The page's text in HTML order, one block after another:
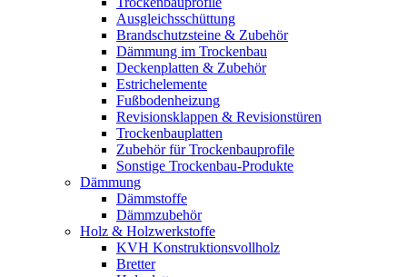
Ausgleichsschüttung
Brandschutzsteine & Zubehör
Dämmung im Trockenbau
Deckenplatten & Zubehör
Estrichelemente
Fußbodenheizung
Revisionsklappen & Revisionstüren
Trockenbauplatten
Zubehör für Trockenbauprofile
Sonstige Trockenbau-Produkte
Dämmung
Dämmstoffe
Dämmzubehör
Holz & Holzwerkstoffe
KVH Konstruktionsvollholz
Bretter